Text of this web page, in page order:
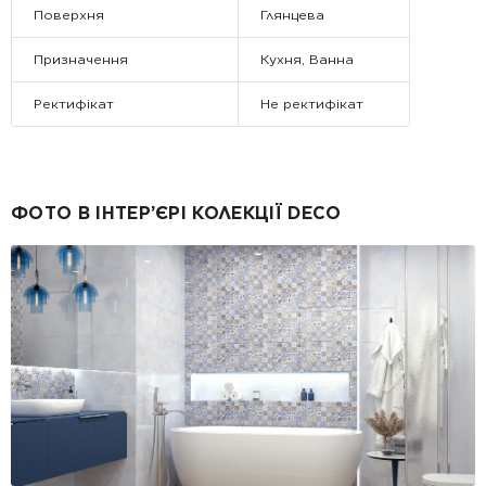
Поверхня Глянцева
Призначення Кухня, Ванна
Ректифікат Не ректифікат
ФОТО В ІНТЕР’ЄРІ КОЛЕКЦІЇ DECO